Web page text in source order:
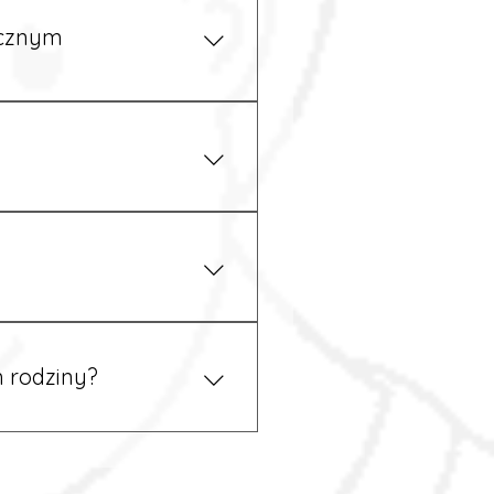
zakładu pracy.
Dzięki temu
rodziny?
tym podczas rekrutacji, a